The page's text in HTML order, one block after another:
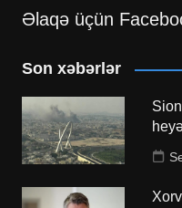
Əlaqə üçün
Son xəbərlər